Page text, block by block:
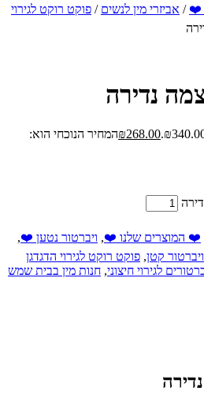
❤️
/ אביזרי מין לנשים / פוקט רוקט לגירוי
נדירה
₪268.00
המחיר הנוכחי הוא:
❤️ המוצרים שלנו ❤️, ויברטור נטען ❤️,
קטן, פוקט רוקט לגירוי הדגדגן
לגירוי חיצוני, חנות מין בבית שמש